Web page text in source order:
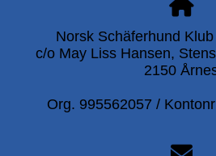
Norsk Schäferhund
c/o May Liss Hansen,
2150
Org. 995562057 /